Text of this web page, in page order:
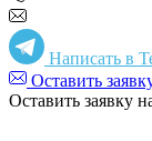
Написать в
Оставить
Оставить заявку